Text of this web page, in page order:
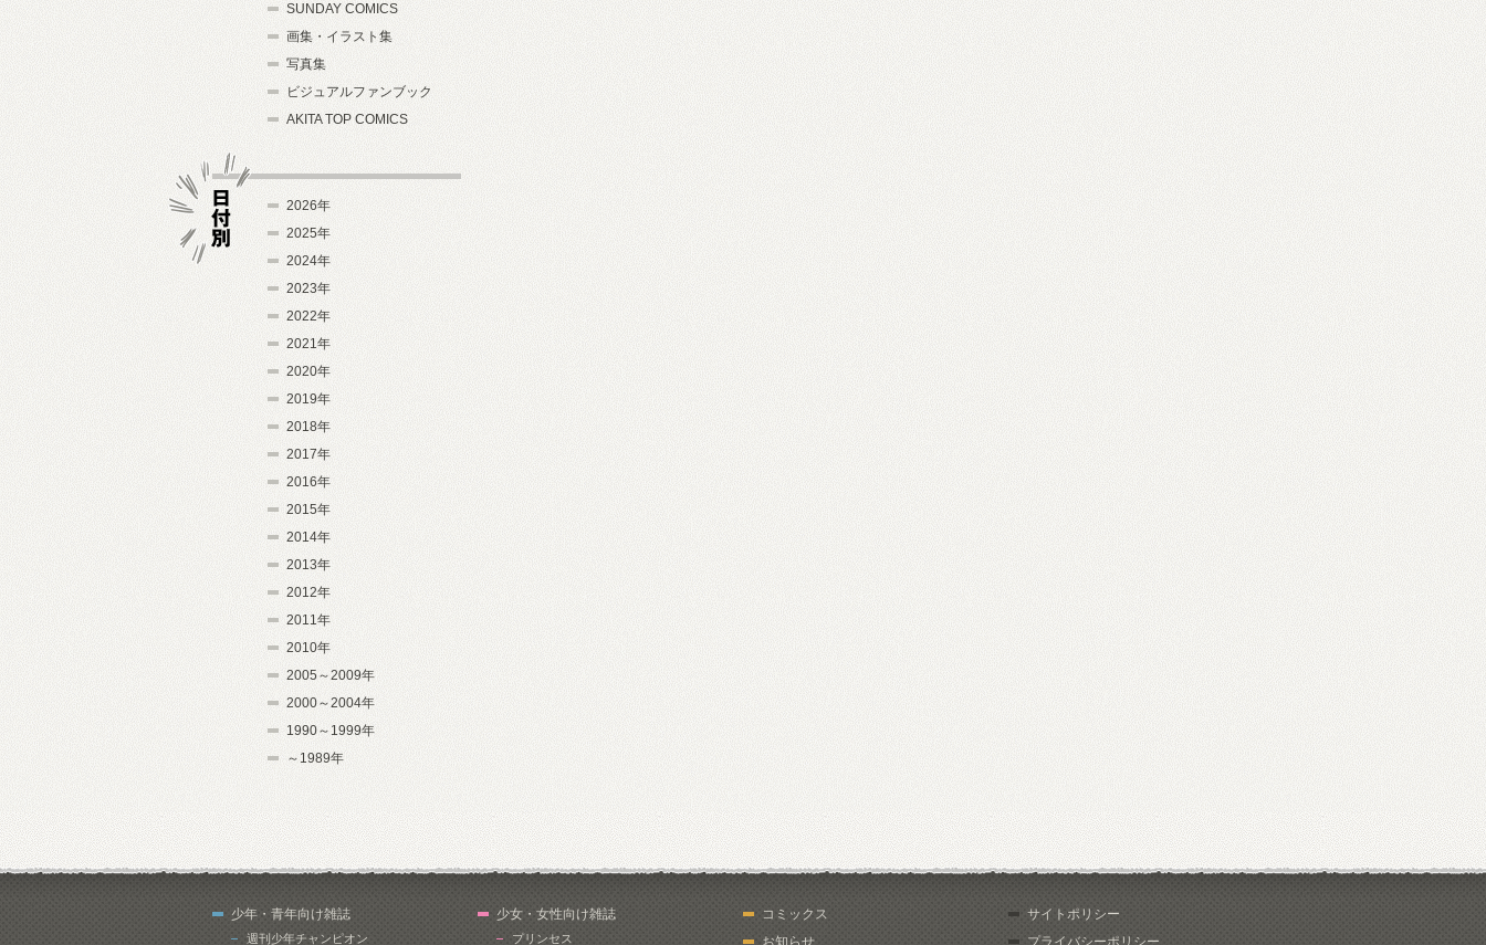
SUNDAY COMICS
画集・イラスト集
写真集
ビジュアルファンブック
AKITA TOP COMICS
2026年
2025年
2024年
2023年
2022年
2021年
2020年
2019年
2018年
2017年
2016年
2015年
2014年
2013年
2012年
2011年
2010年
2005～2009年
2000～2004年
1990～1999年
～1989年
少年・青年向け雑誌
週刊少年チャンピオン
少女・女性向け雑誌
プリンセス
コミックス
お知らせ
サイトポリシー
プライバシーポリシー